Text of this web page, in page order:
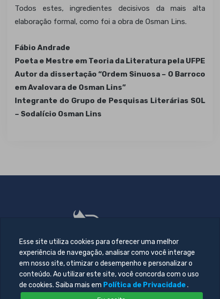
Todos estes, ingredientes decisivos da mais alta
elaboração formal, como foi a obra de Osman Lins.
Fábio Andrade
Poeta e Mestre em Teoria da Literatura pela UFPE
Autor da dissertação “Ordem Sinuosa – O Barroco
em Avalovara de Osman Lins”
Integrante do Grupo de Pesquisas Literárias SOL
– Sodalício Osman Lins
Esse site utiliza cookies para oferecer uma melhor
experiência de navegação, analisar como você interage
em nosso site, otimizar o desempenho e personalizar o
conteúdo. Ao utilizar este site, você concorda com o uso
de cookies. Saiba mais em Política de Privacidade .